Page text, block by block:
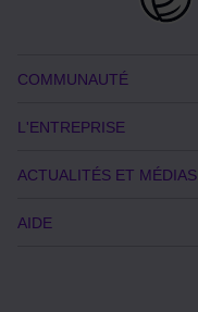
COMMUNAUTÉ
L'ENTREPRISE
ACTUALITÉS ET MÉDIAS
AIDE